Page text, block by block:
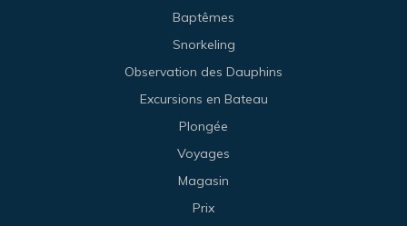
Baptêmes
Snorkeling
Observation des Dauphins
Excursions en Bateau
Plongée
Voyages
Magasin
Prix